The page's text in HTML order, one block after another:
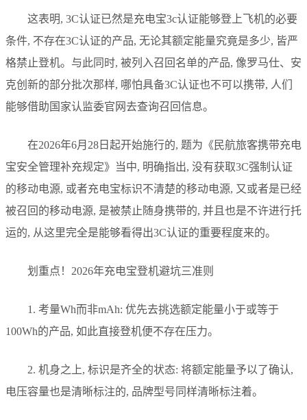
这表明, 3C认证已然是充电宝3c认证能够登上飞机的必要
条件, 不存在3C认证的产品, 无论其额定能量究竟是多少, 皆严
格禁止登机。与此同时, 被列入召回名单的产品, 像罗马仕、安
克创新的部分批次那样, 哪怕具备3C认证也不可以携带, 人们
能够借助国家认监委官网去查询召回信息。
在2026年6月28日起开始施行的, 题为《民航旅客携带充电
宝安全管理补充规定》当中, 明确指出, 没有获取3C强制认证
的移动电源, 或者充电宝标识不清楚的移动电源, 又或者是已经
被召回的移动电源, 是被禁止随身携带的, 并且也是不许进行托
运的, 从这里完全是能够看得出3C认证的重要程度来的。
划重点！2026年充电宝登机避坑三准则
1. 考量Wh而非mAh: 优先去挑选额定能量小于或等于
100Wh的产品, 如此直接登机便不存在压力。
2. 机身之上, 标识是齐全的状态: 将额定能量予以了确认,
电压容量也是清晰标注的, 品牌型号同样清晰标注着。